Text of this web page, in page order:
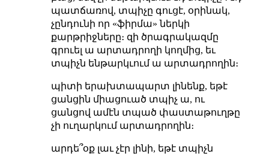
պատճառով, տպիչը գուցէ, օրինակ,
չընդունի որ «ֆիրմա» ներկի
քարթրիջները։ զի ծրագրակազմը
գրուել ա արտադրողի կողմից, եւ
տպիչն ենթարկւում ա արտադրողին։
պիտի երախտապարտ լինենք, եթէ
ցանցին միացուած տպիչ ա, ու
ցանցով ամէն տպած փաստաթուղթը
չի ուղարկում արտադրողին։
արդե՞օք լաւ չէր լինի, եթէ տպիչն